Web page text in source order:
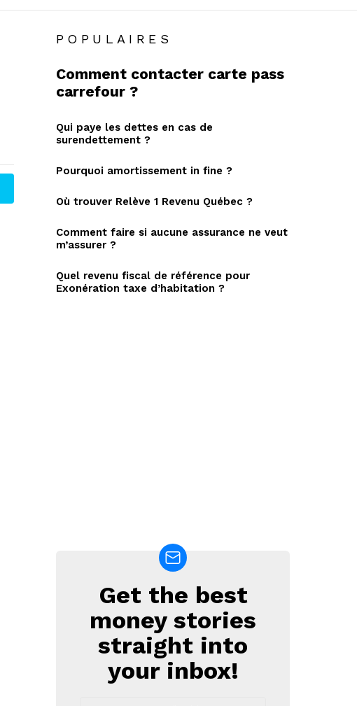
POPULAIRES
Comment contacter carte pass
carrefour ?
Qui paye les dettes en cas de
surendettement ?
Pourquoi amortissement in fine ?
Où trouver Relève 1 Revenu Québec ?
Comment faire si aucune assurance ne veut
m’assurer ?
Quel revenu fiscal de référence pour
Exonération taxe d’habitation ?
NEWSLETTER
Get the best
money stories
straight into
your inbox!